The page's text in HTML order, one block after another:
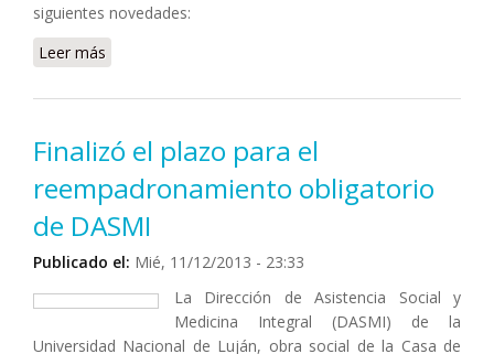
siguientes novedades:
Leer más
Finalizó el plazo para el
reempadronamiento obligatorio
de DASMI
Publicado el: Mié, 11/12/2013 - 23:33
La Dirección de Asistencia Social y
Medicina Integral (DASMI) de la
Universidad Nacional de Luján, obra social de la Casa de